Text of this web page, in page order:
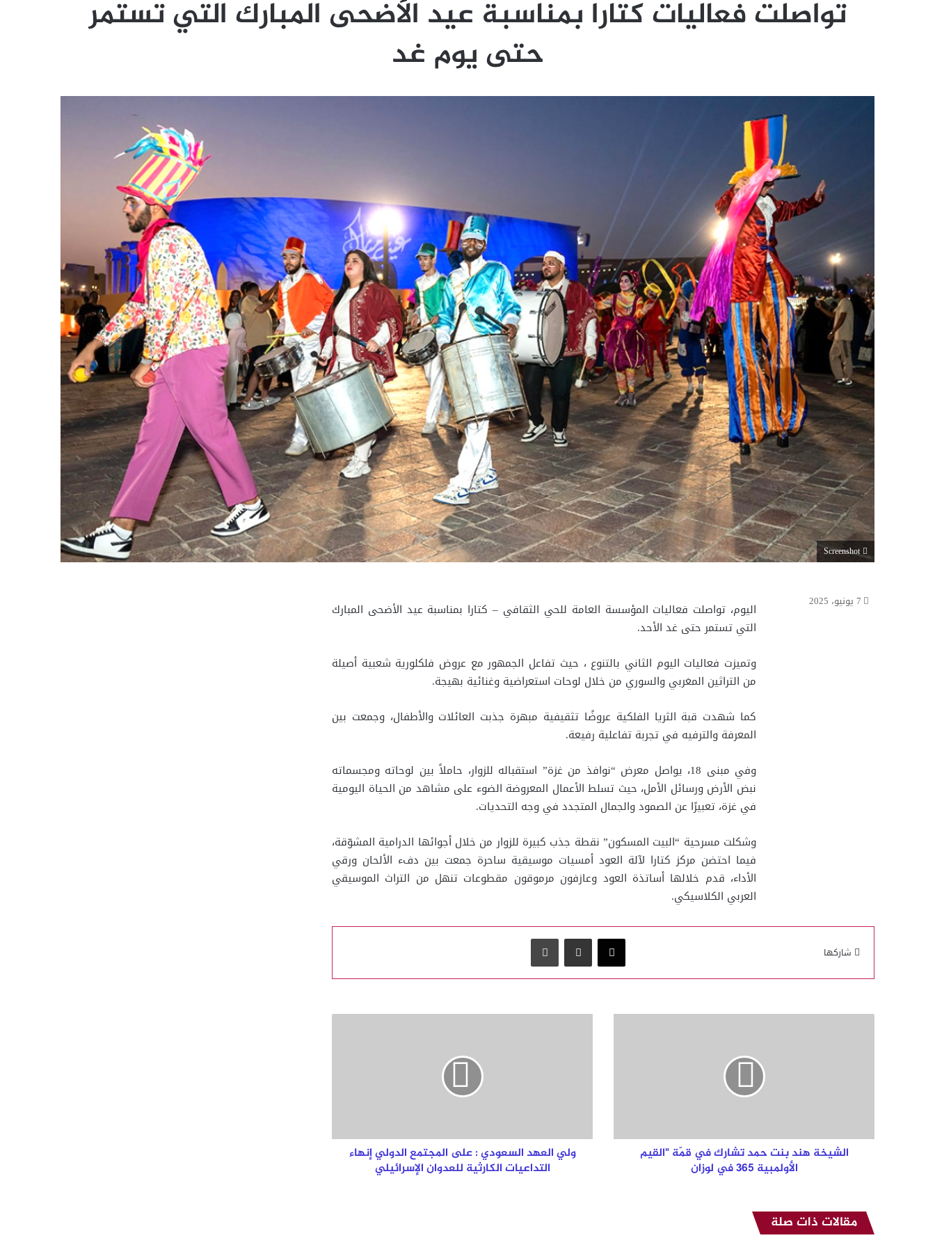
تواصلت فعاليات كتارا بمناسبة عيد الأضحى المبارك التي تستمر
حتى يوم غد
Screenshot
اليوم، تواصلت فعاليات المؤسسة العامة للحي الثقافي – كتارا بمناسبة عيد الأضحى المبارك
التي تستمر حتى غد الأحد.
وتميزت فعاليات اليوم الثاني بالتنوع ، حيث تفاعل الجمهور مع عروض فلكلورية شعبية أصيلة
من التراثين المغربي والسوري من خلال لوحات استعراضية وغنائية بهيجة.
كما شهدت قبة الثريا الفلكية عروضًا تثقيفية مبهرة جذبت العائلات والأطفال، وجمعت بين
المعرفة والترفيه في تجربة تفاعلية رفيعة.
وفي مبنى 18، يواصل معرض “نوافذ من غزة” استقباله للزوار، حاملاً بين لوحاته ومجسماته
نبض الأرض ورسائل الأمل، حيث تسلط الأعمال المعروضة الضوء على مشاهد من الحياة اليومية
في غزة، تعبيرًا عن الصمود والجمال المتجدد في وجه التحديات.
وشكلت مسرحية “البيت المسكون” نقطة جذب كبيرة للزوار من خلال أجوائها الدرامية المشوّقة،
فيما احتضن مركز كتارا لآلة العود أمسيات موسيقية ساحرة جمعت بين دفء الألحان ورقي
الأداء، قدم خلالها أساتذة العود وعازفون مرموقون مقطوعات تنهل من التراث الموسيقي
العربي الكلاسيكي.
7 يونيو، 2025
شاركها
‫X مشاركة عبر البريد طباعة
الشيخة
الأولمبية
الشيخة هند بنت حمد تشارك في قمّة "القيم
الأولمبية 365 في لوزان
ولي
التداعيات
الكارثية
للعدوان
ولي العهد السعودي : على المجتمع الدولي إنهاء
التداعيات الكارثية للعدوان الإسرائيلي
مقالات ذات صلة